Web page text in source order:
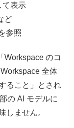
て表示
ど
参照
Workspace のコ
全体
ること」とされ
の AI モデルに
しません。